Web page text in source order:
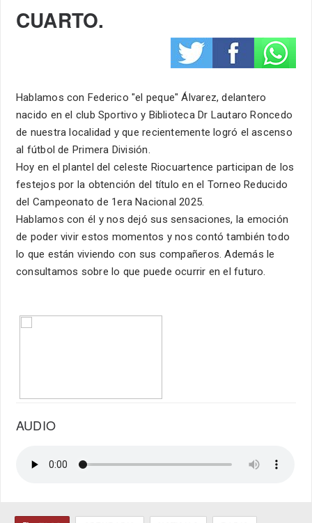
CUARTO.
Hablamos con Federico "el peque" Álvarez, delantero
nacido en el club Sportivo y Biblioteca Dr Lautaro Roncedo
de nuestra localidad y que recientemente logró el ascenso
al fútbol de Primera División.
Hoy en el plantel del celeste Riocuartence participan de los
festejos por la obtención del título en el Torneo Reducido
del Campeonato de 1era Nacional 2025.
Hablamos con él y nos dejó sus sensaciones, la emoción
de poder vivir estos momentos y nos contó también todo
lo que están viviendo con sus compañeros. Además le
consultamos sobre lo que puede ocurrir en el futuro.
AUDIO